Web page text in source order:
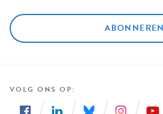
ABONNEREN
VOLG ONS OP